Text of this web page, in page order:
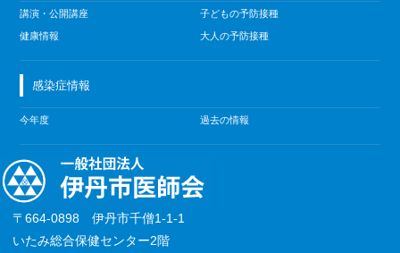
講演・公開講座
健康情報
子どもの予防接種
大人の予防接種
感染症情報
今年度 過去の情報
〒664-0898 伊丹市千僧1-1-1
いたみ総合保健センター2階